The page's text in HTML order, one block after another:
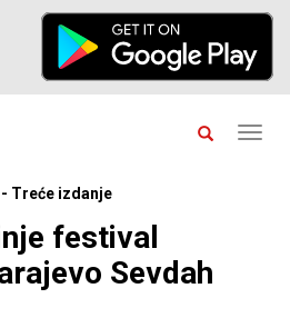
- Treće izdanje
festival
Sevdah